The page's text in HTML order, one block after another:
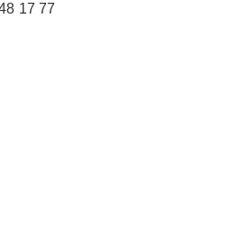
17 77